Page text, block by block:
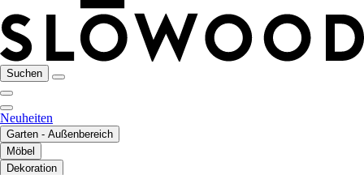
Suchen
Neuheiten
Garten - Außenbereich
Möbel
Dekoration